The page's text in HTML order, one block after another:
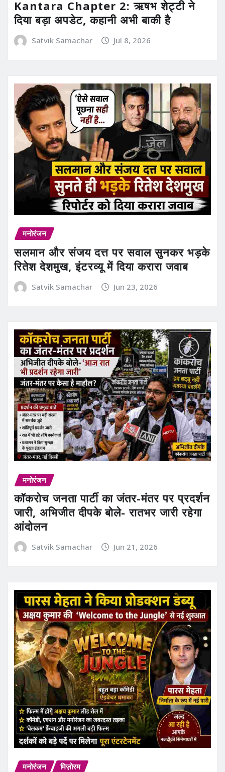
Kantara Chapter 2: ऋषभ शेट्टी ने
दिया बड़ा अपडेट, कहानी अभी बाकी है
Satvik Samachar Jul 8, 2026
मनोरंजन
सलमान और संजय दत्त पर सवाल सुनकर भड़के
रितेश देशमुख, इंटरव्यू में दिया करारा जवाब
Satvik Samachar Jun 23, 2026
मनोरंजन
कॉकरोच जनता पार्टी का जंतर-मंतर पर प्रदर्शन
जारी, अभिजीत दीपके बोले- रातभर जारी रहेगा
आंदोलन
Satvik Samachar Jun 21, 2026
मनोरंजन मिज़ोरम